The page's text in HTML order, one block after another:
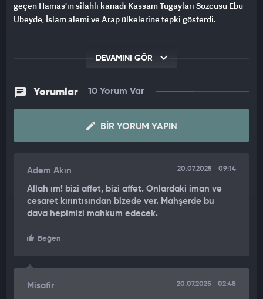
geçen Hamas'ın silahlı kanadı Kassam Tugayları Sözcüsü Ebu
Ubeyde, İslam alemi ve Arap ülkelerine tepki gösterdi.
DEVAMINI GÖR
Yorumlar 10 Yorum Var
BIR YORUM YAPIN
Adem Akın 20.07.2025 09:14
Allah ım! bizi affet, bizi affet. Onlardaki iman ve
cesaret kırıntısından bizede ver. Mahşerde bu
dava hepimizi mahkum edecek.
Beğen
Misafir 20.07.2025 02:48